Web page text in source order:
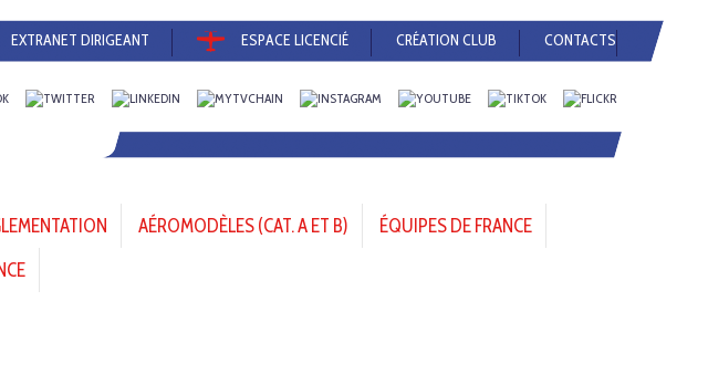
EXTRANET DIRIGEANT ESPACE LICENCIÉ CRÉATION CLUB CONTACTS
AÉROMODÈLES (CAT. A ET B)
ÉQUIPES DE FRANCE